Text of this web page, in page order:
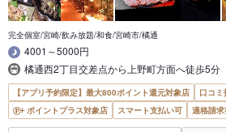
完全個室/宮崎/飲み放題/和食/宮崎市/橘通
4001～5000円
橘通西2丁目交差点から上野町方面へ徒歩5分
【アプリ予約限定】最大800ポイント還元対象店
口コ
ポイントプラス対象店
スマート支払い可 適格請